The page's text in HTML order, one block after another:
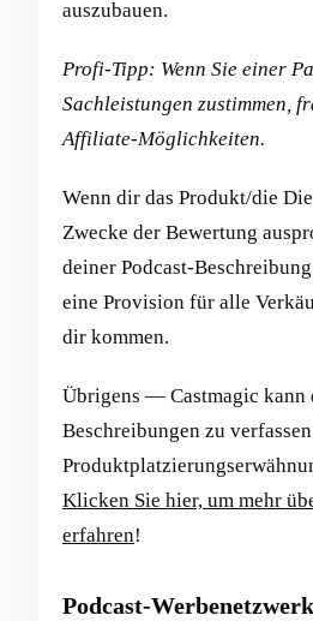
auszubauen.
Profi-Tipp: Wenn Sie einer
Sachleistungen zustimmen,
Affiliate-Möglichkeiten.
Wenn dir das Produkt/die
Zwecke der Bewertung
deiner Podcast-
eine Provision für alle
dir kommen.
Übrigens — Castmagic kann
Beschreibungen zu
Klicken Sie hier, um mehr
erfahren!
Podcast-